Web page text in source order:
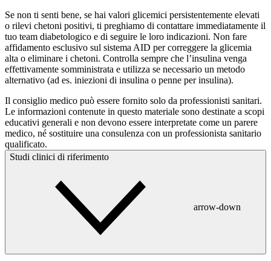
Se non ti senti bene, se hai valori glicemici persistentemente elevati
o rilevi chetoni positivi, ti preghiamo di contattare immediatamente il
tuo team diabetologico e di seguire le loro indicazioni. Non fare
affidamento esclusivo sul sistema AID per correggere la glicemia
alta o eliminare i chetoni. Controlla sempre che l’insulina venga
effettivamente somministrata e utilizza se necessario un metodo
alternativo (ad es. iniezioni di insulina o penne per insulina).
Il consiglio medico può essere fornito solo da professionisti sanitari.
Le informazioni contenute in questo materiale sono destinate a scopi
educativi generali e non devono essere interpretate come un parere
medico, né sostituire una consulenza con un professionista sanitario
qualificato.
Studi clinici di riferimento
arrow-down